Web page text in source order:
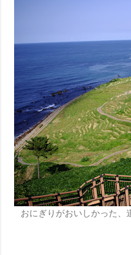
おにぎりがおいしかった、